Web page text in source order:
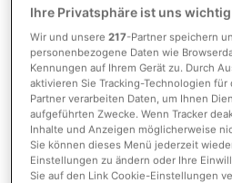
Kosten
Mieteinnahmen p.a. IST
Provision
Provision inkl. MwSt. ja
Ihre Privatsphäre ist uns wichtig
Wir und unsere217-Partner speichern
personenbezogene Daten wie
Kennungen auf Ihrem Gerät zu. Durch
aktivieren Sie Tracking-Technologien für
Partner verarbeiten Daten, um Ihnen
aufgeführten Zwecke. Wenn Tracker
Inhalte und Anzeigen möglicherweise
Sie können dieses Menü jederzeit
Einstellungen zu ändern oder Ihre
Sie auf den Link Cookie-Einstellungen